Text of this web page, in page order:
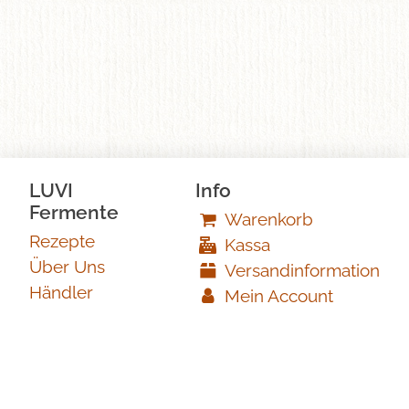
LUVI
Fermente
Rezepte
Über Uns
Händler
Info
Warenkorb
Kassa
Versandinformation
Mein Account